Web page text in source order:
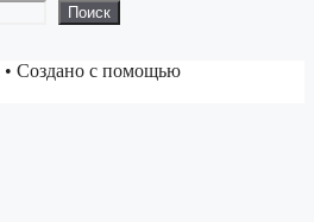
Поиск
• Создано с помощью